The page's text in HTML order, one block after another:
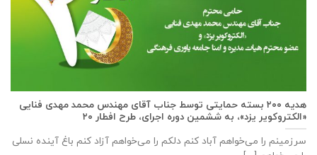
هدیه ۲۰۰ بسته حمایتی توسط جناب آقای مهندس محمد مهدی فنایی
«الکتروکویر یزد»، به ششمین دوره اجرای، طرح افطار ۲۰
سرزمینم را می‌خواهم آباد کنم دلکم را می‌خواهم آزاد کنم باغ آینده نسلی